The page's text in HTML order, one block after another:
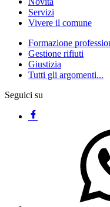
Servizi
Vivere il comune
Formazione
Gestione rifiuti
Giustizia
Tutti gli argomenti...
Seguici su